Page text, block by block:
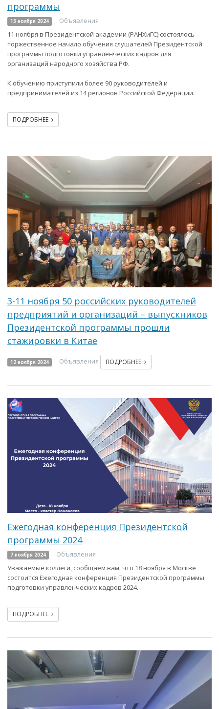
программы
13 ноября 2024
Объявления
11 ноября в Президентской академии (РАНХиГС) состоялось
торжественное начало обучения слушателей Президентской
программы подготовки управленческих кадров для
организаций народного хозяйства РФ.
К обучению приступили более 90 руководителей и
предпринимателей из 14 регионов Российской Федерации.
ПОДРОБНЕЕ
3-11 ноября 50 российских руководителей
предприятий и организаций – выпускников
Президентской программы прошли
стажировки в Китае
12 ноября 2024 Объявления ПОДРОБНЕЕ
Ежегодная конференция Президентской
программы 2024
7 ноября 2024
Объявления
Уважаемые коллеги, сообщаем вам, что 18 ноября в Москве
состоится Ежегодная конференция Президентской программы
подготовки управленческих кадров 2024.
ПОДРОБНЕЕ